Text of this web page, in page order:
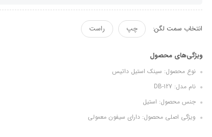
انتخاب سمت لگن: چپ راست
ویژگی‌های محصول
نوع محصول: سینک استیل داتیس
نام مدل: DB-127
جنس محصول: استیل
ویژگی اصلی محصول: دارای سیفون معمولی